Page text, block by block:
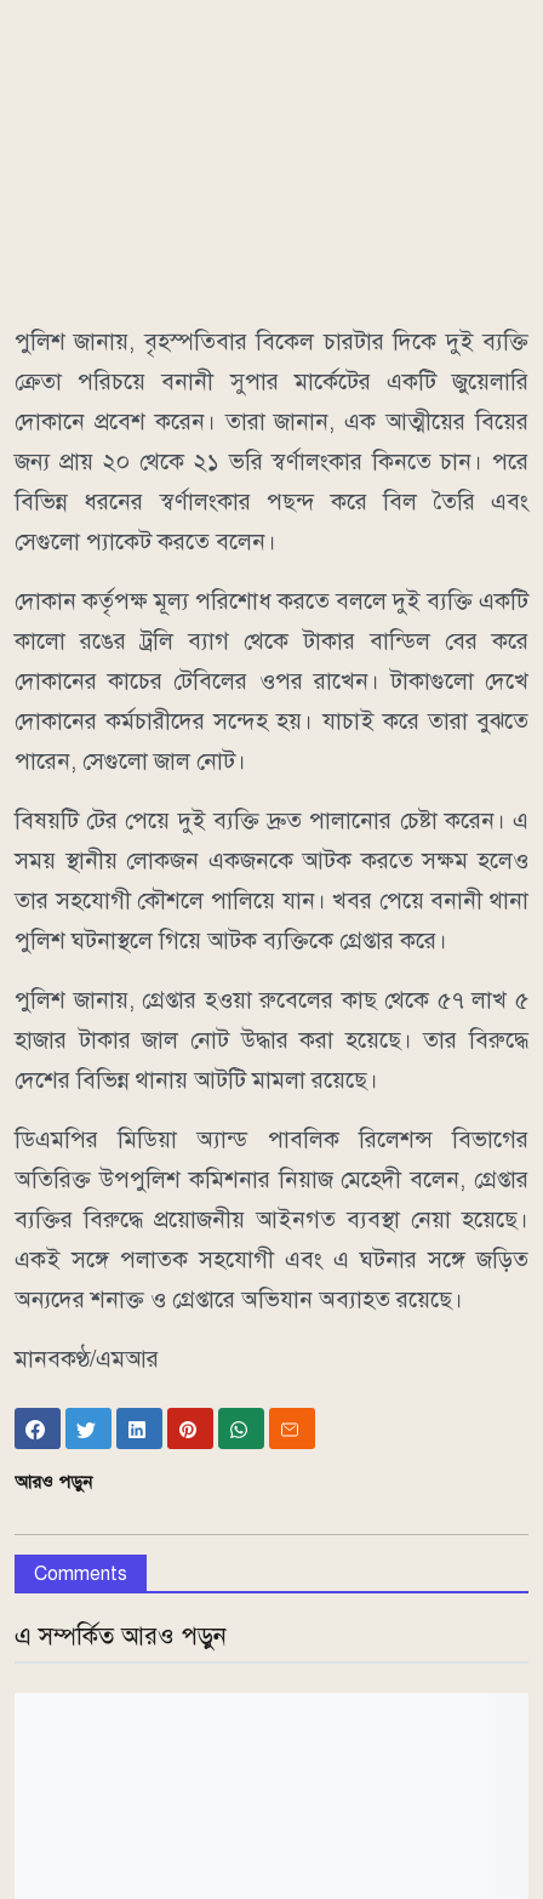
পুলিশ জানায়, বৃহস্পতিবার বিকেল চারটার দিকে দুই ব্যক্তি
ক্রেতা পরিচয়ে বনানী সুপার মার্কেটের একটি জুয়েলারি
দোকানে প্রবেশ করেন। তারা জানান, এক আত্মীয়ের বিয়ের
জন্য প্রায় ২০ থেকে ২১ ভরি স্বর্ণালংকার কিনতে চান। পরে
বিভিন্ন ধরনের স্বর্ণালংকার পছন্দ করে বিল তৈরি এবং
সেগুলো প্যাকেট করতে বলেন।
দোকান কর্তৃপক্ষ মূল্য পরিশোধ করতে বললে দুই ব্যক্তি একটি
কালো রঙের ট্রলি ব্যাগ থেকে টাকার বান্ডিল বের করে
দোকানের কাচের টেবিলের ওপর রাখেন। টাকাগুলো দেখে
দোকানের কর্মচারীদের সন্দেহ হয়। যাচাই করে তারা বুঝতে
পারেন, সেগুলো জাল নোট।
বিষয়টি টের পেয়ে দুই ব্যক্তি দ্রুত পালানোর চেষ্টা করেন। এ
সময় স্থানীয় লোকজন একজনকে আটক করতে সক্ষম হলেও
তার সহযোগী কৌশলে পালিয়ে যান। খবর পেয়ে বনানী থানা
পুলিশ ঘটনাস্থলে গিয়ে আটক ব্যক্তিকে গ্রেপ্তার করে।
পুলিশ জানায়, গ্রেপ্তার হওয়া রুবেলের কাছ থেকে ৫৭ লাখ ৫
হাজার টাকার জাল নোট উদ্ধার করা হয়েছে। তার বিরুদ্ধে
দেশের বিভিন্ন থানায় আটটি মামলা রয়েছে।
ডিএমপির মিডিয়া অ্যান্ড পাবলিক রিলেশন্স বিভাগের
অতিরিক্ত উপপুলিশ কমিশনার নিয়াজ মেহেদী বলেন, গ্রেপ্তার
ব্যক্তির বিরুদ্ধে প্রয়োজনীয় আইনগত ব্যবস্থা নেয়া হয়েছে।
একই সঙ্গে পলাতক সহযোগী এবং এ ঘটনার সঙ্গে জড়িত
অন্যদের শনাক্ত ও গ্রেপ্তারে অভিযান অব্যাহত রয়েছে।
মানবকণ্ঠ/এমআর
আরও পড়ুন
Comments
এ সম্পর্কিত আরও পড়ুন